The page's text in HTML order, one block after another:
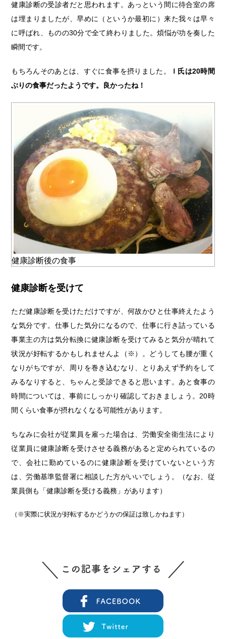
健康診断の受診者だと思われます。あっという間に待合室の席
は埋まりましたが、早めに（というか最初に）来た我々は早々
に呼ばれ、ものの30分で全て終わりました。煩悩が功を奏した
瞬間です。
もちろんそのあとは、すぐに食事を摂りました。
Ｉ氏は20時間
ぶりの食事だったようです。良かったね！
健康診断後の食事
健康診断を受けて
ただ健康診断を受けただけですが、何故かひと仕事終えたよう
な気分です。仕事した気分になるので、仕事に行き詰っている
事業主の方は気分転換に健康診断を受けてみると気分が晴れて
状況が好転するかもしれませんよ（※）。どうしても腰が重く
なりがちですが、周りを巻き込むなり、とりあえず予約をして
みるなりすると、ちゃんと受診できると思います。あと食事の
時間については、事前にしっかり確認しておきましょう。20時
間くらい食事が摂れなくなる可能性があります。
ちなみに会社が従業員を雇った場合は、労働安全衛生法により
従業員に健康診断を受けさせる義務があると定められているの
で、会社に勤めているのに健康診断を受けていないという方
は、労働基準監督署に相談した方がいいでしょう。（なお、従
業員側も「健康診断を受ける義務」があります）
（※実際に状況が好転するかどうかの保証は致しかねます）